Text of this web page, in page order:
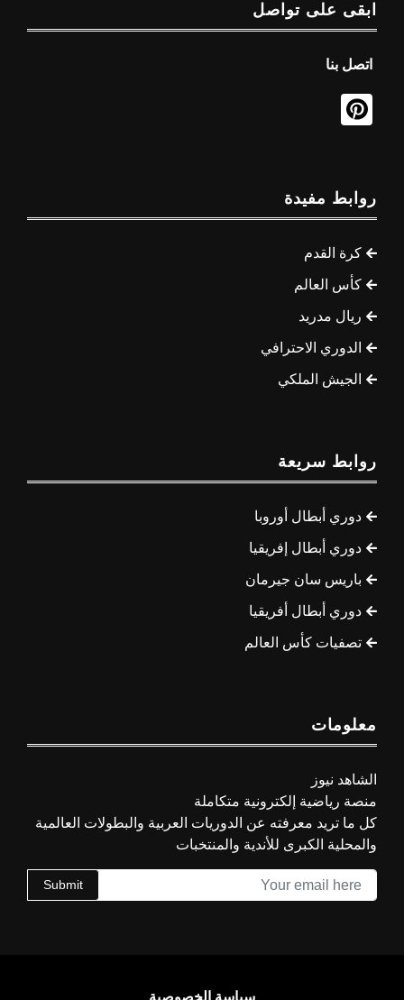
ابقى على تواصل
اتصل بنا
روابط مفيدة
كرة القدم
كأس العالم
ريال مدريد
الدوري الاحترافي
الجيش الملكي
روابط سريعة
دوري أبطال أوروبا
دوري أبطال إفريقيا
باريس سان جيرمان
دوري أبطال أفريقيا
تصفيات كأس العالم
معلومات
الشاهد نيوز
منصة رياضية إلكترونية متكاملة
كل ما تريد معرفته عن الدوريات العربية والبطولات العالمية
والمحلية الكبرى للأندية والمنتخبات
Submit